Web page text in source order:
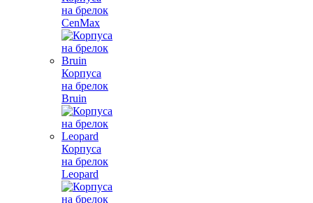
на брелок
CenMax
Корпуса
на брелок
Bruin
Корпуса
на брелок
Leopard